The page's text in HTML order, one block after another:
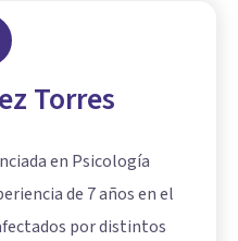
Torres
en Psicología
de 7 años en el
por distintos